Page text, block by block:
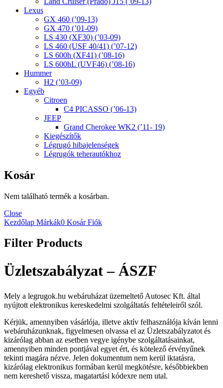
Lexus
GX 460 (’09-13)
GX 470 (’01-09)
LS 430 (XF30) (’03-09)
LS 460 (USF 40/41) (’07-12)
LS 600h (XF41) (’08-16)
LS 600hL (UVF46) (’08-16)
Hummer
H2 (’03-09)
Egyéb
Citroen
C4 PICASSO (’06-13)
JEEP
Grand Cherokee WK2 (’11- 19)
Kiegészítők
Légrugó hibajelenségek
Légrugók teherautókhoz
Kosár
Nem található termék a kosárban.
Close
Kezdőlap Márkák0 KosárFiók
Filter Products
Üzletszabályzat – ÁSZF
Mely a legrugok.hu webáruházat üzemeltető Autosec Kft. által
nyújtott elektronikus kereskedelmi szolgáltatás feltételeiről szól.
Kérjük, amennyiben vásárlója, illetve aktív felhasználója kíván lenni
webáruházunknak, figyelmesen olvassa el az Üzletszabályzatot és
kizárólag abban az esetben vegye igénybe szolgáltatásainkat,
amennyiben minden pontjával egyet ért, és kötelező érvényűnek
tekinti magára nézve. Jelen dokumentum nem kerül iktatásra,
kizárólag elektronikus formában kerül megkötésre, későbbiekben
nem kereshető vissza, magatartási kódexre nem utal.